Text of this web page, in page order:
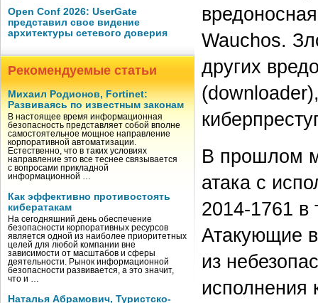
Open Conf 2026: UserGate
представил свое видение
архитектуры сетевого доверия
Рекомендуемые статьи
Михаил Родионов, Fortinet:
Развиваясь по известным законам
В настоящее время информационная
безопасность представляет собой вполне
самостоятельное мощное направление
корпоративной автоматизации.
Естественно, что в таких условиях
направление это все теснее связывается
с вопросами прикладной
информационной …
Как эффективно противостоять
кибератакам
На сегодняшний день обеспечение
безопасности корпоративных ресурсов
является одной из наиболее приоритетных
целей для любой компании вне
зависимости от масштабов и сферы
деятельности. Рынок информационной
безопасности развивается, а это значит,
что и …
Наталья Абрамович, Туристско-
Wauchos.
других
В прошлом
атака с
2014-1761 в
Атакующие
из
исполнения